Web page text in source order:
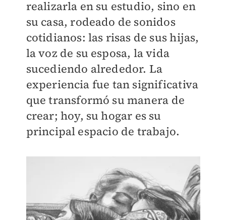
realizarla en su estudio, sino en
su casa, rodeado de sonidos
cotidianos: las risas de sus hijas,
la voz de su esposa, la vida
sucediendo alrededor. La
experiencia fue tan significativa
que transformó su manera de
crear; hoy, su hogar es su
principal espacio de trabajo.